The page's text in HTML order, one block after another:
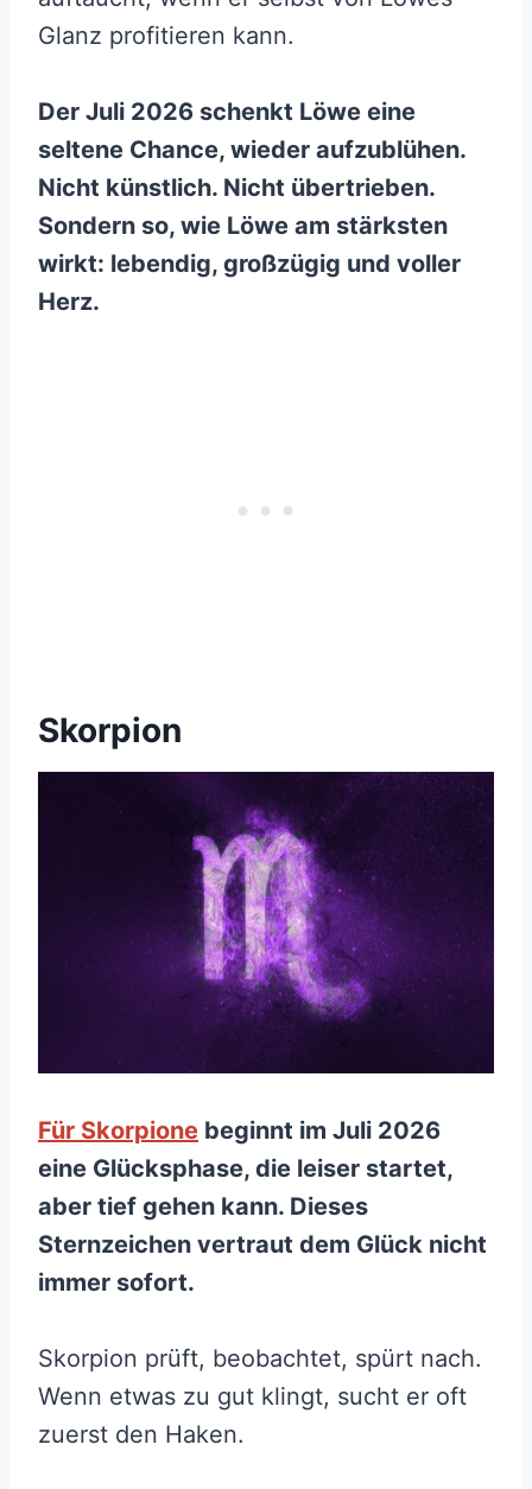
Glanz profitieren kann.
Der Juli 2026 schenkt Löwe eine
seltene Chance, wieder aufzublühen.
Nicht künstlich. Nicht übertrieben.
Sondern so, wie Löwe am stärksten
wirkt: lebendig, großzügig und voller
Herz.
Skorpion
Für Skorpione beginnt im Juli 2026
eine Glücksphase, die leiser startet,
aber tief gehen kann. Dieses
Sternzeichen vertraut dem Glück nicht
immer sofort.
Skorpion prüft, beobachtet, spürt nach.
Wenn etwas zu gut klingt, sucht er oft
zuerst den Haken.